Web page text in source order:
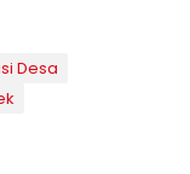
Desa